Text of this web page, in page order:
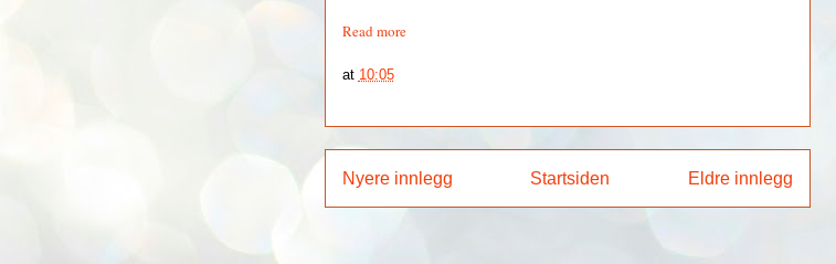
Read more
at 10:05
Nyere innlegg Eldre innlegg
Startsiden